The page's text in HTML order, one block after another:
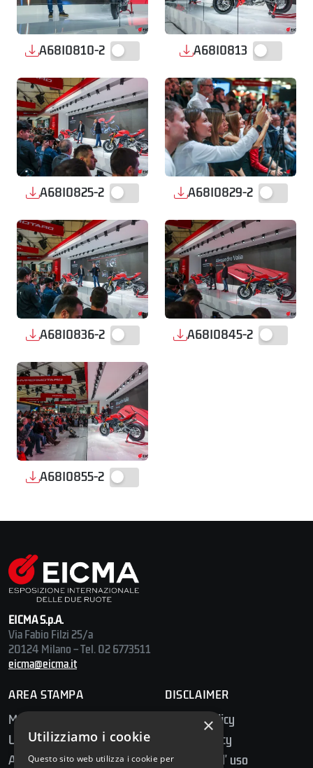
A68I0810-2 A68I0813
A68I0825-2 A68I0829-2
A68I0836-2 A68I0845-2
A68I0855-2
EICMA S.p.A.
Via Fabio Filzi 25/a
20124 Milano – Tel. 02 6773511
eicma@eicma.it
AREA STAMPA
Media Center
Ufficio Stampa
Accredito Stampa
DISCLAIMER
Privacy Policy
Cookie Policy
Condizioni d' uso
×
Utilizziamo i cookie
Questo sito web utilizza i cookie per